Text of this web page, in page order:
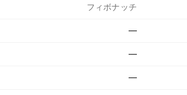
フィボナッチ
—
—
—